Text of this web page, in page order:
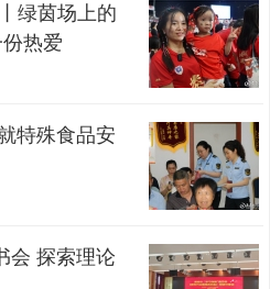
绿茵场上的
热爱
特殊食品安
会 探索理论